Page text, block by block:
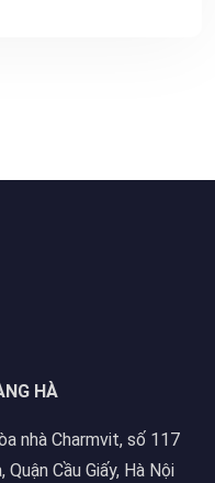
HÀ
nhà Charmvit, số 117
Cầu Giấy, Hà Nội